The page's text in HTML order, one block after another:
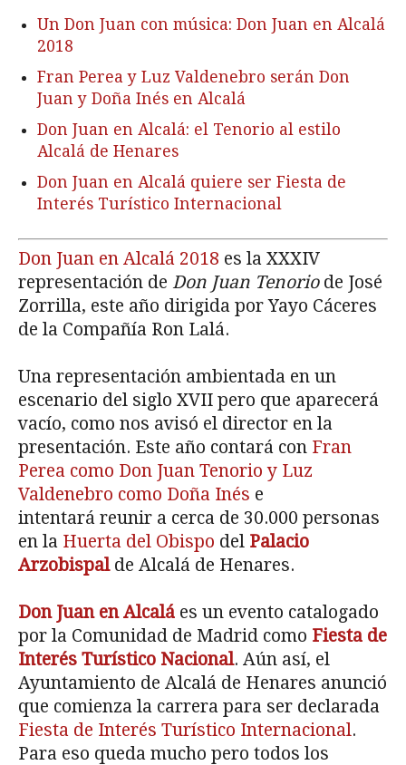
Un Don Juan con música: Don Juan en Alcalá
2018
Fran Perea y Luz Valdenebro serán Don
Juan y Doña Inés en Alcalá
Don Juan en Alcalá: el Tenorio al estilo
Alcalá de Henares
Don Juan en Alcalá quiere ser Fiesta de
Interés Turístico Internacional
Don Juan en Alcalá 2018 es la XXXIV
representación de Don Juan Tenorio de José
Zorrilla, este año dirigida por Yayo Cáceres
de la Compañía Ron Lalá.
Una representación ambientada en un
escenario del siglo XVII pero que aparecerá
vacío, como nos avisó el director en la
presentación. Este año contará con Fran
Perea como Don Juan Tenorio y Luz
Valdenebro como Doña Inés e
intentará reunir a cerca de 30.000 personas
en la Huerta del Obispo del Palacio
Arzobispalde Alcalá de Henares.
Don Juan en Alcalá es un evento catalogado
por la Comunidad de Madrid como Fiesta de
Interés Turístico Nacional. Aún así, el
Ayuntamiento de Alcalá de Henares anunció
que comienza la carrera para ser declarada
Fiesta de Interés Turístico Internacional.
Para eso queda mucho pero todos los